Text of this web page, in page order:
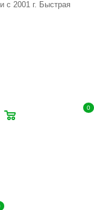
с 2001 г. Быстрая
0